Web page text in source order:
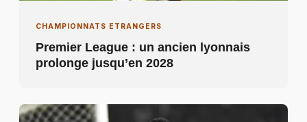
CHAMPIONNATS ETRANGERS
Premier League : un ancien lyonnais
prolonge jusqu’en 2028